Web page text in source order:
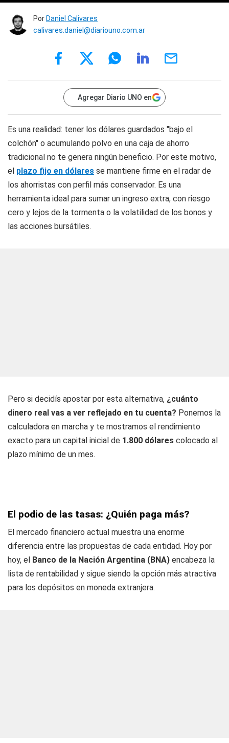
Por Daniel Calivares
calivares.daniel@diariouno.com.ar
Agregar Diario UNO en
Es una realidad: tener los dólares guardados "bajo el
colchón" o acumulando polvo en una caja de ahorro
tradicional no te genera ningún beneficio. Por este motivo,
el plazo fijo en dólares se mantiene firme en el radar de
los ahorristas con perfil más conservador. Es una
herramienta ideal para sumar un ingreso extra, con riesgo
cero y lejos de la tormenta o la volatilidad de los bonos y
las acciones bursátiles.
Pero si decidís apostar por esta alternativa, ¿cuánto
dinero real vas a ver reflejado en tu cuenta? Ponemos la
calculadora en marcha y te mostramos el rendimiento
exacto para un capital inicial de 1.800 dólares colocado al
plazo mínimo de un mes.
El podio de las tasas: ¿Quién paga más?
El mercado financiero actual muestra una enorme
diferencia entre las propuestas de cada entidad. Hoy por
hoy, el Banco de la Nación Argentina (BNA) encabeza la
lista de rentabilidad y sigue siendo la opción más atractiva
para los depósitos en moneda extranjera.